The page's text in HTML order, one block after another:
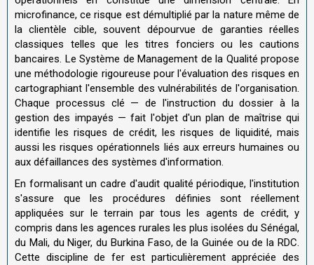
microfinance, ce risque est démultiplié par la nature même de
la clientèle cible, souvent dépourvue de garanties réelles
classiques telles que les titres fonciers ou les cautions
bancaires. Le Système de Management de la Qualité propose
une méthodologie rigoureuse pour l'évaluation des risques en
cartographiant l'ensemble des vulnérabilités de l'organisation.
Chaque processus clé — de l'instruction du dossier à la
gestion des impayés — fait l'objet d'un plan de maîtrise qui
identifie les risques de crédit, les risques de liquidité, mais
aussi les risques opérationnels liés aux erreurs humaines ou
aux défaillances des systèmes d'information.
En formalisant un cadre d'audit qualité périodique, l'institution
s'assure que les procédures définies sont réellement
appliquées sur le terrain par tous les agents de crédit, y
compris dans les agences rurales les plus isolées du Sénégal,
du Mali, du Niger, du Burkina Faso, de la Guinée ou de la RDC.
Cette discipline de fer est particulièrement appréciée des